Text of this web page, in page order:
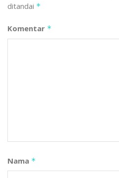
ditandai *
Komentar *
Nama *